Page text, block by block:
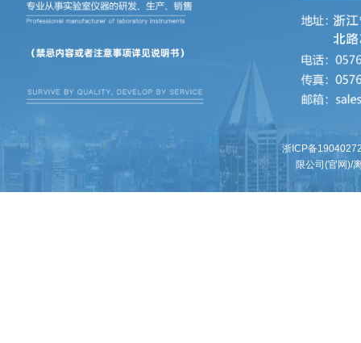
浙ICP备
限公司(官网)/